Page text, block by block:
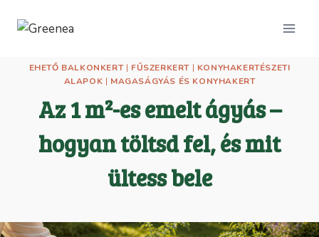
EHETŐ BALKONKERT| FŰSZERKERT| KONYHAKERTÉSZETI
ALAPOK | MAGASÁGYÁS ÉS KONYHAKERT
Az 1 m²-es emelt ágyás –
hogyan töltsd fel, és mit
ültess bele